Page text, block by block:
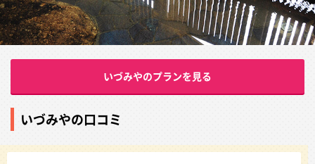
いづみやのプランを見る
いづみやの口コミ